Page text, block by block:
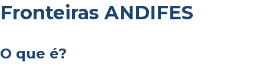
Fronteiras ANDIFES
O que é?